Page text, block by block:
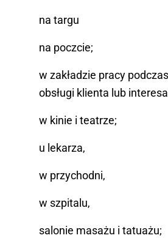
na targu
na poczcie;
w zakładzie pracy
obsługi klienta lub
w kinie i teatrze;
u lekarza,
w przychodni,
w szpitalu,
salonie masażu i tatuażu;